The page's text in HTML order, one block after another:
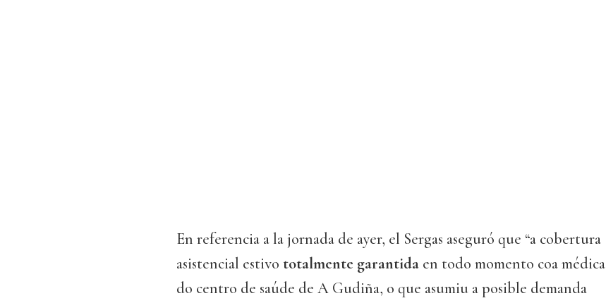
En referencia a la jornada de ayer, el Sergas aseguró que “a cobertura
asistencial estivo totalmente garantida en todo momento coa médica
do centro de saúde de A Gudiña, o que asumiu a posible demanda